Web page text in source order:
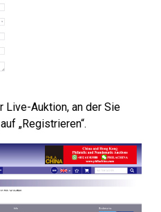
Live-Auktion, an der Sie
„Registrieren“.